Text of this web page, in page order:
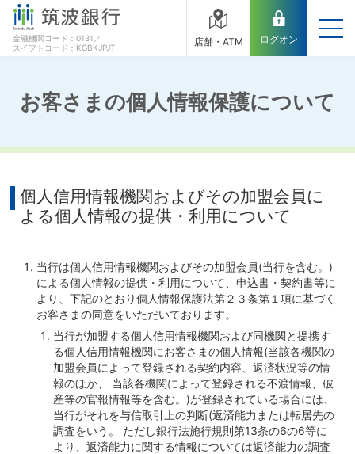
金融機関コード：0131／
スイフトコード：KGBKJPJT
店舗・ATM ログオン
お客さまの個人情報保護について
個人信用情報機関およびその加盟会員に
よる個人情報の提供・利用について
当行は個人信用情報機関およびその加盟会員(当行を含む。)
による個人情報の提供・利用について、申込書・契約書等に
より、下記のとおり個人情報保護法第２３条第１項に基づく
お客さまの同意をいただいております。
当行が加盟する個人信用情報機関および同機関と提携す
る個人信用情報機関にお客さまの個人情報(当該各機関の
加盟会員によって登録される契約内容、返済状況等の情
報のほか、 当該各機関によって登録される不渡情報、破
産等の官報情報等を含む。)が登録されている場合には、
当行がそれを与信取引上の判断(返済能力または転居先の
調査をいう。 ただし銀行法施行規則第13条の6の6等に
より、返済能力に関する情報については返済能力の調査